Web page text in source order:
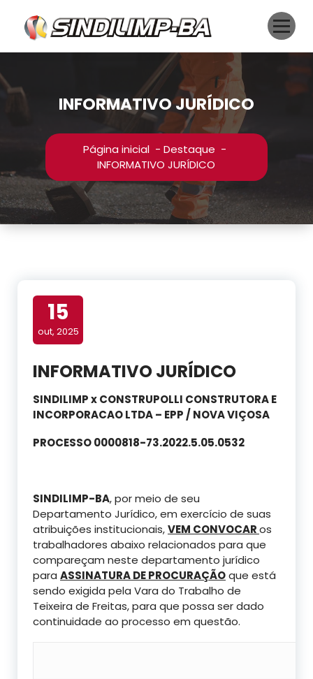
conteúdo
INFORMATIVO JURÍDICO
Página inicial -Destaque -
INFORMATIVO JURÍDICO
15
out, 2025
INFORMATIVO JURÍDICO
SINDILIMP x CONSTRUPOLLI CONSTRUTORA E
INCORPORACAO LTDA – EPP / NOVA VIÇOSA
PROCESSO 0000818-73.2022.5.05.0532
SINDILIMP-BA, por meio de seu
Departamento Jurídico, em exercício de suas
atribuições institucionais,VEM CONVOCARos
trabalhadores abaixo relacionados para que
compareçam neste departamento jurídico
para ASSINATURA DE PROCURAÇÃOque está
sendo exigida pela Vara do Trabalho de
Teixeira de Freitas, para que possa ser dado
continuidade ao processo em questão.